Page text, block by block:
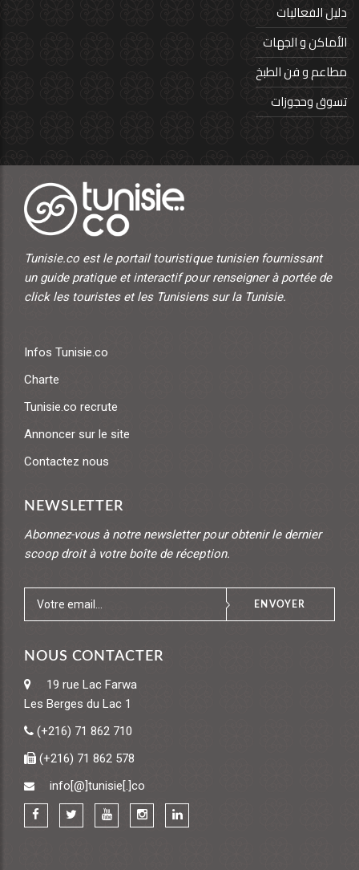
دليل الفعاليات
الأماكن و الجهات
مطاعم و فن الطبخ
تسوق وحجوزات
Tunisie.co est le portail touristique tunisien fournissant
un guide pratique et interactif pour renseigner à portée de
click les touristes et les Tunisiens sur la Tunisie.
Infos Tunisie.co
Charte
Tunisie.co recrute
Annoncer sur le site
Contactez nous
NEWSLETTER
Abonnez-vous à notre newsletter pour obtenir le dernier
scoop droit à votre boîte de réception.
ENVOYER
NOUS CONTACTER
19 rue Lac Farwa
Les Berges du Lac 1
(+216) 71 862 710
(+216) 71 862 578
info[@]tunisie[.]co